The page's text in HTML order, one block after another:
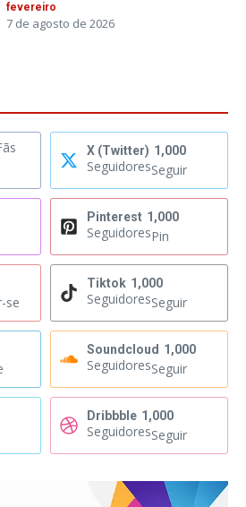
fevereiro
7 de agosto de 2026
X (Twitter) 1,000
SeguidoresSeguir
Pinterest 1,000
SeguidoresPin
se
Tiktok 1,000
SeguidoresSeguir
Soundcloud 1,000
SeguidoresSeguir
Dribbble 1,000
SeguidoresSeguir